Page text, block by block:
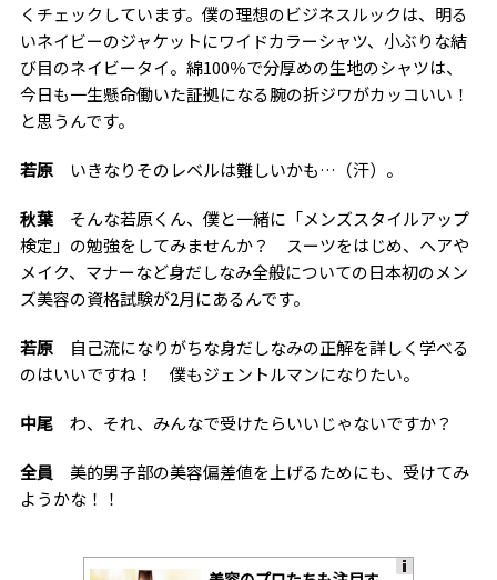
くチェックしています。僕の理想のビジネスルックは、明る
いネイビーのジャケットにワイドカラーシャツ、小ぶりな結
び目のネイビータイ。綿100％で分厚めの生地のシャツは、
今日も一生懸命働いた証拠になる腕の折ジワがカッコいい！
と思うんです。
若原いきなりそのレベルは難しいかも…（汗）。
秋葉そんな若原くん、僕と一緒に「メンズスタイルアップ
検定」の勉強をしてみませんか？ スーツをはじめ、ヘアや
メイク、マナーなど身だしなみ全般についての日本初のメン
ズ美容の資格試験が2月にあるんです。
若原自己流になりがちな身だしなみの正解を詳しく学べる
のはいいですね！ 僕もジェントルマンになりたい。
中尾わ、それ、みんなで受けたらいいじゃないですか？
全員 美的男子部の美容偏差値を上げるためにも、受けてみ
ようかな！！